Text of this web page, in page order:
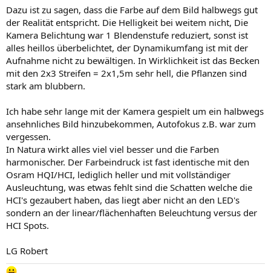
Dazu ist zu sagen, dass die Farbe auf dem Bild halbwegs gut
der Realität entspricht. Die Helligkeit bei weitem nicht, Die
Kamera Belichtung war 1 Blendenstufe reduziert, sonst ist
alles heillos überbelichtet, der Dynamikumfang ist mit der
Aufnahme nicht zu bewältigen. In Wirklichkeit ist das Becken
mit den 2x3 Streifen = 2x1,5m sehr hell, die Pflanzen sind
stark am blubbern.
Ich habe sehr lange mit der Kamera gespielt um ein halbwegs
ansehnliches Bild hinzubekommen, Autofokus z.B. war zum
vergessen.
In Natura wirkt alles viel viel besser und die Farben
harmonischer. Der Farbeindruck ist fast identische mit den
Osram HQI/HCI, lediglich heller und mit vollständiger
Ausleuchtung, was etwas fehlt sind die Schatten welche die
HCI's gezaubert haben, das liegt aber nicht an den LED's
sondern an der linear/flächenhaften Beleuchtung versus der
HCI Spots.
LG Robert